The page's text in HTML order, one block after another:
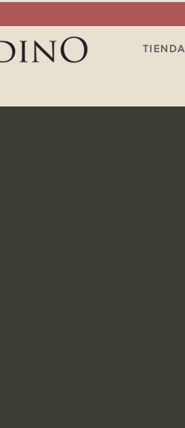
TIENDA